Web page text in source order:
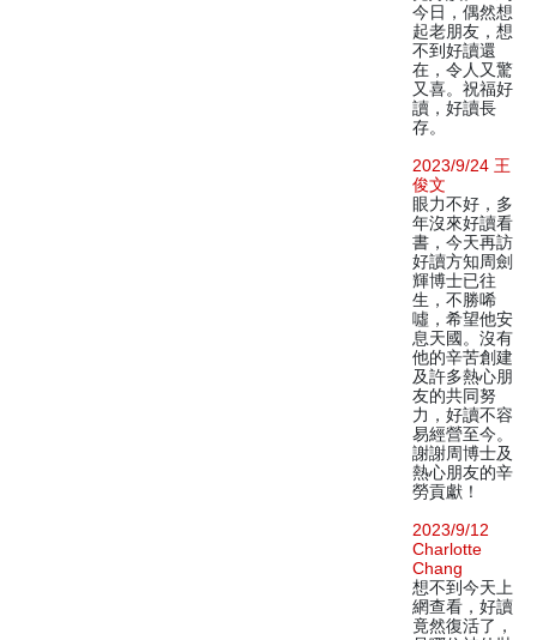
今日，偶然想
起老朋友，想
不到好讀還
在，令人又驚
又喜。祝福好
讀，好讀長
存。
2023/9/24 王
俊文
眼力不好，多
年沒來好讀看
書，今天再訪
好讀方知周劍
輝博士已往
生，不勝唏
噓，希望他安
息天國。沒有
他的辛苦創建
及許多熱心朋
友的共同努
力，好讀不容
易經營至今。
謝謝周博士及
熱心朋友的辛
勞貢獻！
2023/9/12
Charlotte
Chang
想不到今天上
網查看，好讀
竟然復活了，